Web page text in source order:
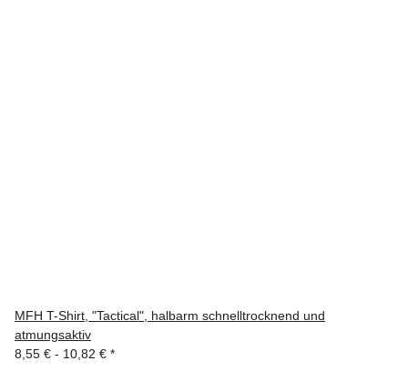
MFH T-Shirt, "Tactical", halbarm schnelltrocknend und
atmungsaktiv
8,55 € - 10,82 € *